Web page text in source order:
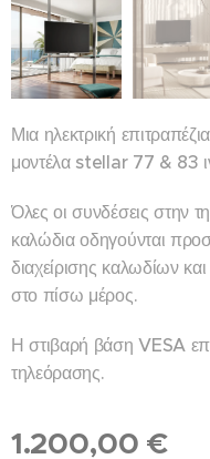
Μια ηλεκτρική
μοντέλα stellar 77 & 83
Όλες οι συνδέσεις στην
καλώδια οδηγούνται
διαχείρισης καλωδίων
στο πίσω μέρος.
Η στιβαρή βάση VESA
τηλεόρασης.
1.200,00 €